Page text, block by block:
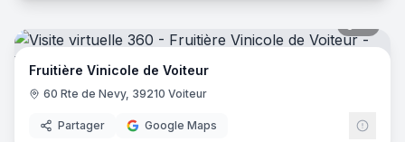
Fruitière Vinicole de Voiteur
60 Rte de Nevy, 39210 Voiteur
Partager Google Maps